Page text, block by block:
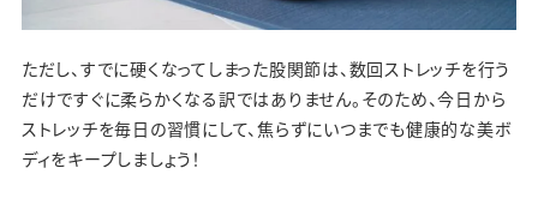
ただし、すでに硬くなってしまった股関節は、数回ストレッチを行う
だけですぐに柔らかくなる訳ではありません。そのため、今日から
ストレッチを毎日の習慣にして、焦らずにいつまでも健康的な美ボ
ディをキープしましょう！